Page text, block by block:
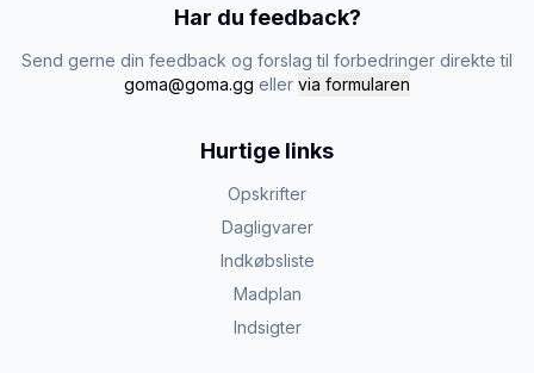
Har du feedback?
Send gerne din feedback og forslag til forbedringer direkte til
goma@goma.gg eller via formularen
Hurtige links
Opskrifter
Dagligvarer
Indkøbsliste
Madplan
Indsigter